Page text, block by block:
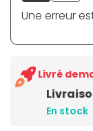
Une erreur
En stock
Livré